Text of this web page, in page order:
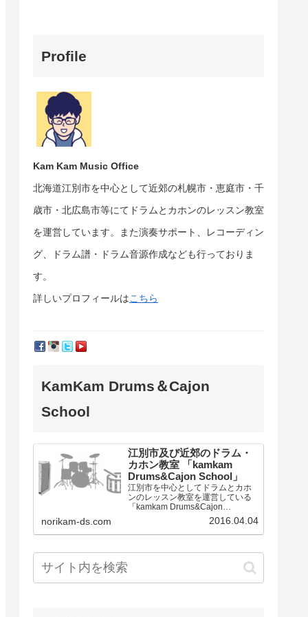
Profile
Kam Kam Music Office
北海道江別市を中心として近郊の札幌市・恵庭市・千
歳市・北広島市等にて ドラムとカホンのレッスン教室
を運営しています。
また演奏サポート、レコーディン
グ、ドラム譜・ドラム音源作成なども行っておりま
す。
詳しいプロフィールはこちら
KamKam Drums＆Cajon
School
江別市及び近郊のドラム・
カホン教室 「kamkam
Drums&Cajon School」
江別市を中心としてドラムとカホ
ンのレッスン教室を運営している
「kamkam Drums&Cajon
norikam-ds.com 2016.04.04